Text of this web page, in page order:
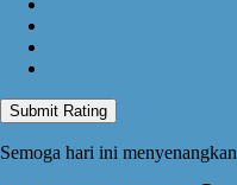
Submit Rating
Semoga hari ini menyenangkan